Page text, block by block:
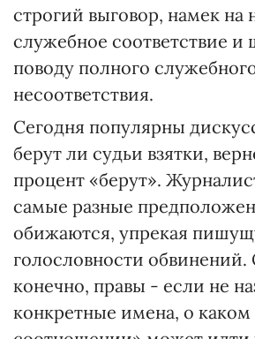
строгий выговор, намек на
служебное соответствие и
поводу полного
несоответствия.
Сегодня популярны
берут ли судьи взятки,
процент «берут».
самые разные
обижаются, упрекая
голословности обвинений.
конечно, правы - если не
конкретные имена, о